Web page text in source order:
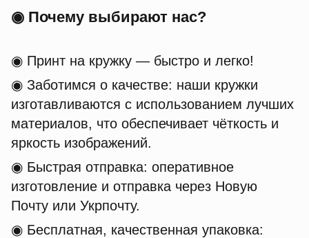
◉ Почему выбирают нас?
◉ Принт на кружку — быстро и легко!
◉ Заботимся о качестве: наши кружки
изготавливаются с использованием лучших
материалов, что обеспечивает чёткость и
яркость изображений.
◉ Быстрая отправка: оперативное
изготовление и отправка через Новую
Почту или Укрпочту.
◉ Бесплатная, качественная упаковка: